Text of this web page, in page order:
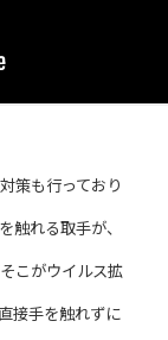
策も行っており
触れる取手が、
こがウイルス拡
接手を触れずに